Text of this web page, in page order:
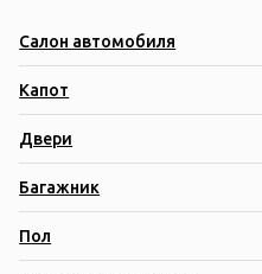
Салон автомобиля
Капот
Двери
Багажник
Пол